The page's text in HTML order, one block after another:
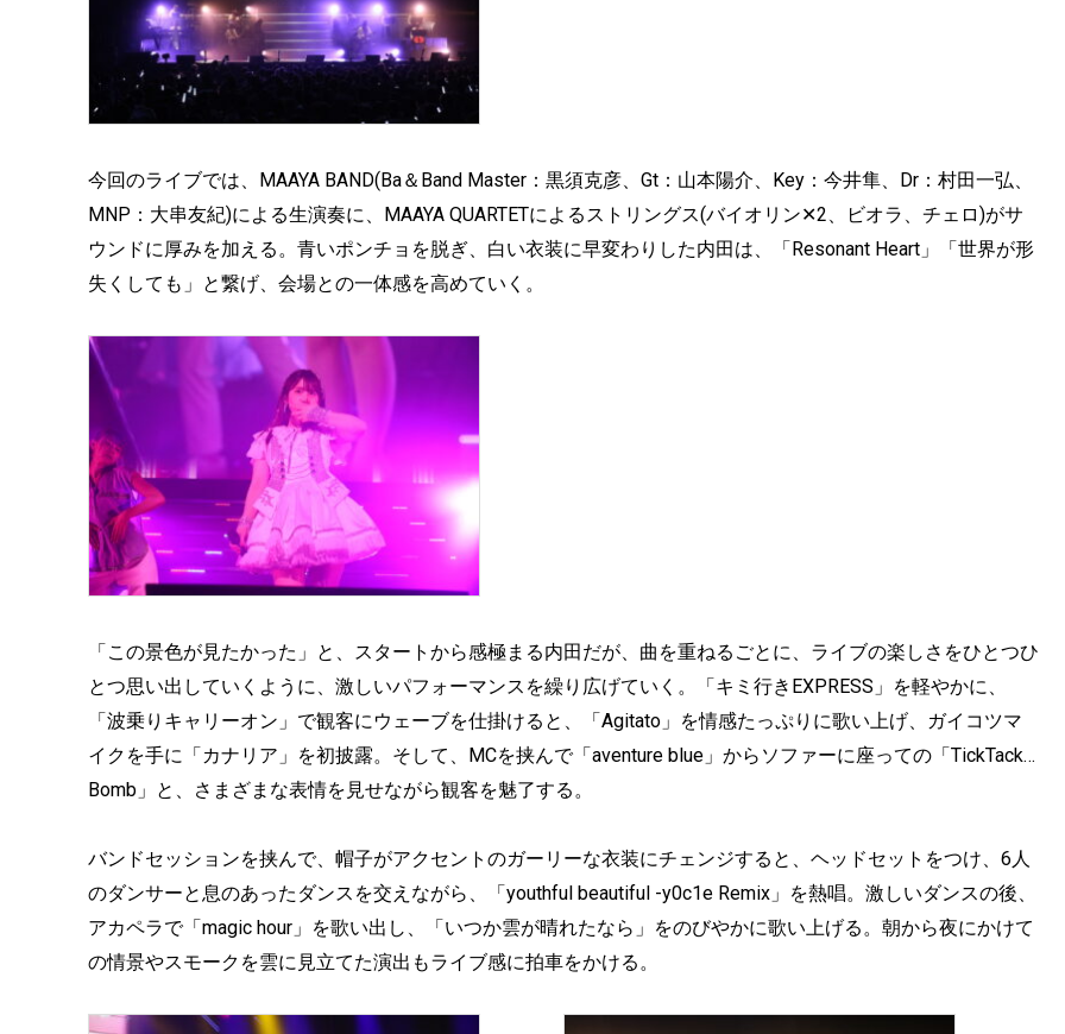
今回のライブでは、MAAYA BAND(Ba＆Band Master：黒須克彦、Gt：山本陽介、Key：今井隼、Dr：村田一弘、
MNP：大串友紀)による生演奏に、MAAYA QUARTETによるストリングス(バイオリン✕2、ビオラ、チェロ)がサ
ウンドに厚みを加える。青いポンチョを脱ぎ、白い衣装に早変わりした内田は、「Resonant Heart」「世界が形
失くしても」と繋げ、会場との一体感を高めていく。
「この景色が見たかった」と、スタートから感極まる内田だが、曲を重ねるごとに、ライブの楽しさをひとつひ
とつ思い出していくように、激しいパフォーマンスを繰り広げていく。「キミ行きEXPRESS」を軽やかに、
「波乗りキャリーオン」で観客にウェーブを仕掛けると、「Agitato」を情感たっぷりに歌い上げ、ガイコツマ
イクを手に「カナリア」を初披露。そして、MCを挟んで「aventure blue」からソファーに座っての「TickTack…
Bomb」と、さまざまな表情を見せながら観客を魅了する。
バンドセッションを挟んで、帽子がアクセントのガーリーな衣装にチェンジすると、ヘッドセットをつけ、6人
のダンサーと息のあったダンスを交えながら、「youthful beautiful -y0c1e Remix」を熱唱。激しいダンスの後、
アカペラで「magic hour」を歌い出し、「いつか雲が晴れたなら」をのびやかに歌い上げる。朝から夜にかけて
の情景やスモークを雲に見立てた演出もライブ感に拍車をかける。